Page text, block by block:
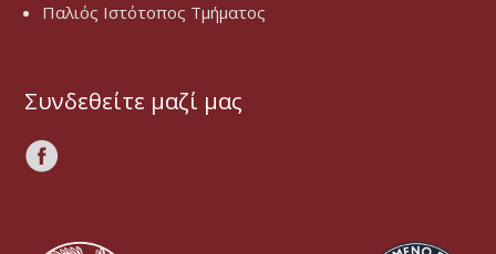
Παλιός Ιστότοπος Τμήματος
Συνδεθείτε μαζί μας